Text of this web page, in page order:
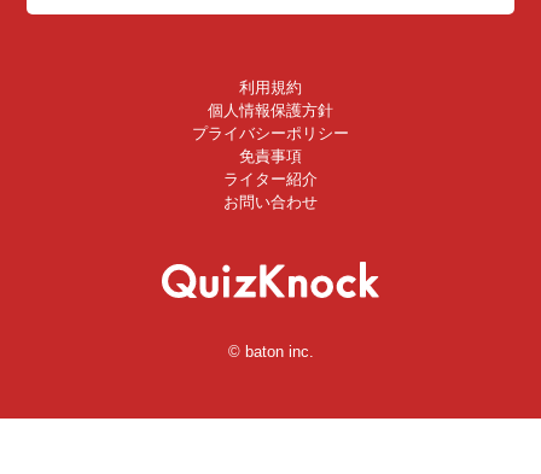
利用規約
個人情報保護方針
プライバシーポリシー
免責事項
ライター紹介
お問い合わせ
© baton inc.